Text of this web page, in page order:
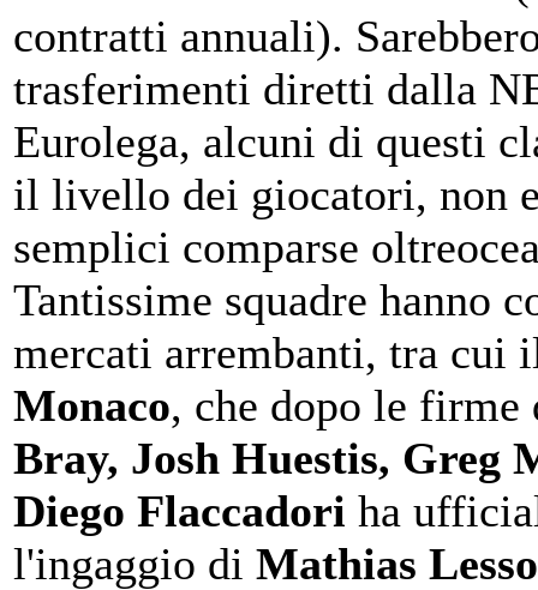
contratti annuali).
trasferimenti diretti dalla
Eurolega, alcuni di questi
il livello dei giocatori, non
semplici comparse
Tantissime squadre hanno
mercati arrembanti, tra cui
Monaco, che dopo le
Bray, Josh Huestis, Greg
Diego Flaccadori ha
l'ingaggio di Mathias